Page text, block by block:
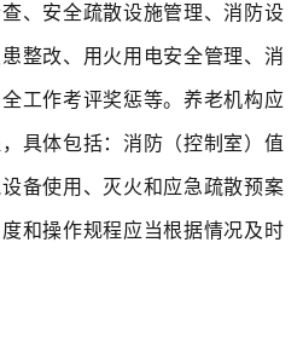
、安全疏散设施管理、消防设
整改、用火用电安全管理、消
工作考评奖惩等。养老机构应
具体包括：消防（控制室）值
备使用、灭火和应急疏散预案
和操作规程应当根据情况及时